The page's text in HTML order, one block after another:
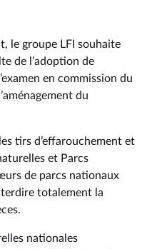
le groupe LFI souhaite
de l’adoption de
en commission du
du
tirs d’effarouchement et
et Parcs
de parcs nationaux
totalement la
nationales